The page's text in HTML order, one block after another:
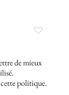
de mieux
politique.